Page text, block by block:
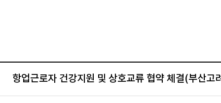
항업근로자 건강지원 및 상호교류 협약 체결(부산고